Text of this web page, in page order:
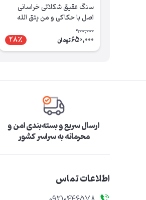
سنگ عقیق شکلاتی خراسانی
اصل با حکاکی و من یتق الله
900,000
650,000تومان 28٪
ارسال سریع و بسته‌بندی امن و
محرمانه به سراسر کشور
اطلاعات تماس